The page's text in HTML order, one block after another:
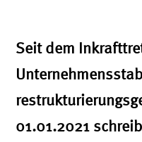
Seit dem
01.01.2021